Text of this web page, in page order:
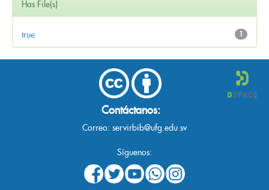
Has File(s)
1
true
Contáctanos:
Correo: servirbib@ufg.edu.sv
Síguenos: